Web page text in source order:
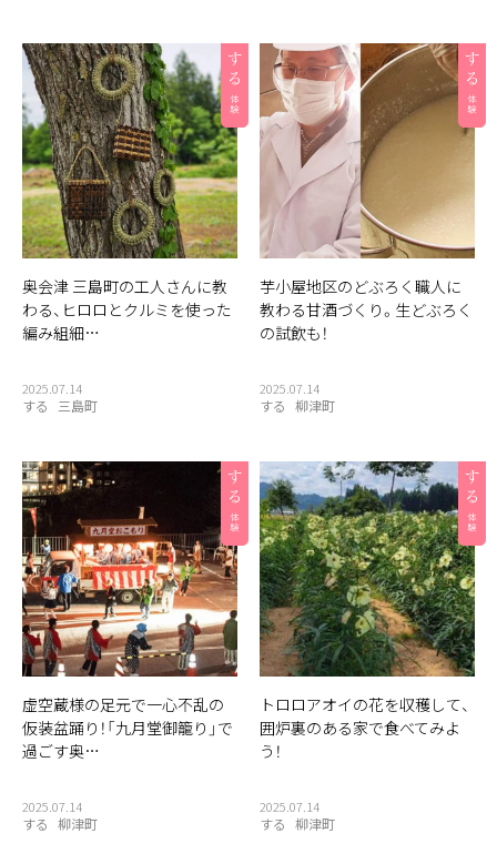
奥会津 三島町の工人さんに教
わる、ヒロロとクルミを使った
編み組細…
2025.07.14
する 三島町
芋小屋地区のどぶろく職人に
教わる甘酒づくり。生どぶろく
の試飲も！
2025.07.14
する 柳津町
虚空蔵様の足元で一心不乱の
仮装盆踊り！「九月堂御籠り」で
過ごす奥…
2025.07.14
する 柳津町
トロロアオイの花を収穫して、
囲炉裏のある家で食べてみよ
う！
2025.07.14
する 柳津町